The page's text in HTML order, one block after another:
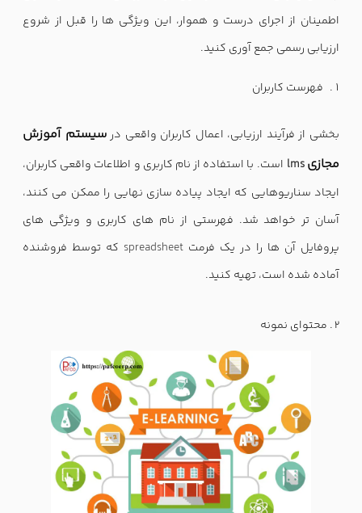
اطمینان از اجرای درست و هموار، این ویژگی ها را قبل از شروع
ارزیابی رسمی جمع آوری کنید.
فهرست کاربران
بخشی از فرآیند ارزیابی، اعمال کاربران واقعی درسیستم آموزش
مجازیlms است. با استفاده از نام کاربری و اطلاعات واقعی کاربران،
ایجاد سناریوهایی که ایجاد پیاده سازی نهایی را ممکن می کنند،
آسان تر خواهد شد. فهرستی از نام های کاربری و ویژگی های
پروفایل آن ها را در یک فرمت spreadsheet که توسط فروشنده
آماده شده است، تهیه کنید.
محتوای نمونه